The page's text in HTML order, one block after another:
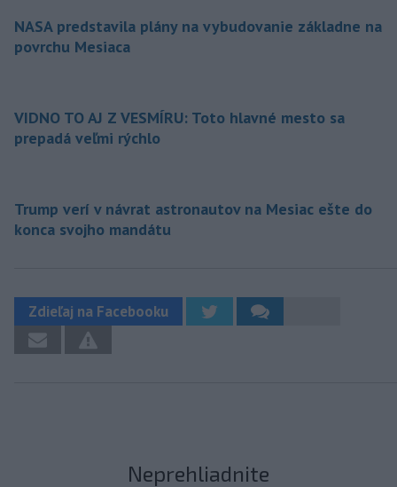
NASA predstavila plány na vybudovanie základne na
povrchu Mesiaca
VIDNO TO AJ Z VESMÍRU: Toto hlavné mesto sa
prepadá veľmi rýchlo
Trump verí v návrat astronautov na Mesiac ešte do
konca svojho mandátu
Zdieľaj na Facebooku
Neprehliadnite